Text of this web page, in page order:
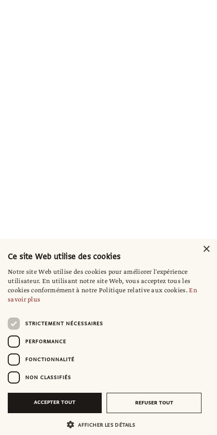
×
Ce site Web utilise des cookies
Notre site Web utilise des cookies pour améliorer l'expérience
utilisateur. En utilisant notre site Web, vous acceptez tous les
cookies conformément à notre Politique relative aux cookies.En
savoir plus
STRICTEMENT NÉCESSAIRES
PERFORMANCE
FONCTIONNALITÉ
NON CLASSIFIÉS
ACCEPTER TOUT REFUSER TOUT
AFFICHER LES DÉTAILS